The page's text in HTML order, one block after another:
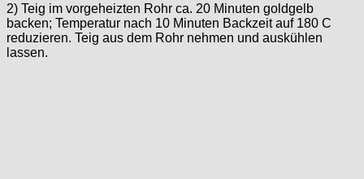
2) Teig im vorgeheizten Rohr ca. 20 Minuten goldgelb
backen; Temperatur nach 10 Minuten Backzeit auf 180 C
reduzieren. Teig aus dem Rohr nehmen und auskühlen
lassen.